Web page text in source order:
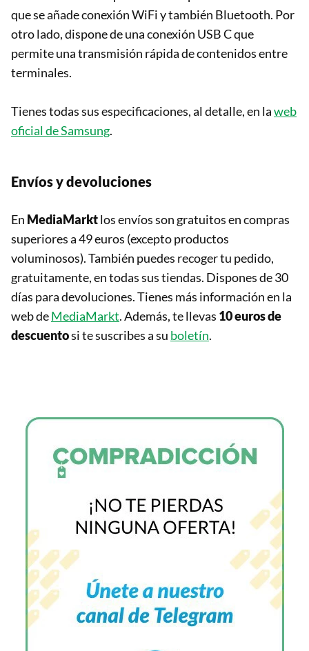
que se añade conexión WiFi y también Bluetooth. Por
otro lado, dispone de una conexión USB C que
permite una transmisión rápida de contenidos entre
terminales.
Tienes todas sus especificaciones, al detalle, en laweb
oficial de Samsung.
Envíos y devoluciones
En MediaMarktlos envíos son gratuitos en compras
superiores a 49 euros (excepto productos
voluminosos). También puedes recoger tu pedido,
gratuitamente, en todas sus tiendas. Dispones de 30
días para devoluciones. Tienes más información en la
web deMediaMarkt. Además, te llevas 10 euros de
descuentosi te suscribes a su boletín.